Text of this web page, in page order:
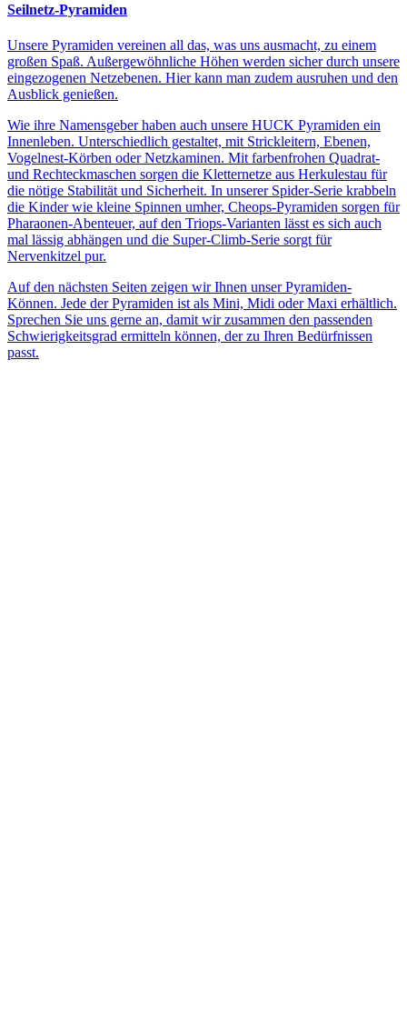
Seilnetz-Pyramiden
Unsere Pyramiden vereinen all das, was uns ausmacht, zu einem
großen Spaß. Außergewöhnliche Höhen werden sicher durch unsere
eingezogenen Netzebenen. Hier kann man zudem ausruhen und den
Ausblick genießen.
Wie ihre Namensgeber haben auch unsere HUCK Pyramiden ein
Innenleben. Unterschiedlich gestaltet, mit Strickleitern, Ebenen,
Vogelnest-Körben oder Netzkaminen. Mit farbenfrohen Quadrat-
und Rechteckmaschen sorgen die Kletternetze aus Herkulestau für
die nötige Stabilität und Sicherheit. In unserer Spider-Serie krabbeln
die Kinder wie kleine Spinnen umher, Cheops-Pyramiden sorgen für
Pharaonen-Abenteuer, auf den Triops-Varianten lässt es sich auch
mal lässig abhängen und die Super-Climb-Serie sorgt für
Nervenkitzel pur.
Auf den nächsten Seiten zeigen wir Ihnen unser Pyramiden-
Können. Jede der Pyramiden ist als Mini, Midi oder Maxi erhältlich.
Sprechen Sie uns gerne an, damit wir zusammen den passenden
Schwierigkeitsgrad ermitteln können, der zu Ihren Bedürfnissen
passt.